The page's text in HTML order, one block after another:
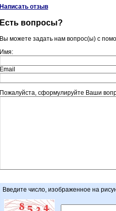
Написать отзыв
Есть вопросы?
Вы можете задать нам вопрос(ы) с
Имя:
Email
Пожалуйста, сформулируйте Ваши
Введите число, изображенное на